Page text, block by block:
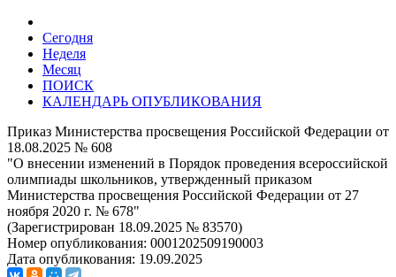
Сегодня
Неделя
Месяц
ПОИСК
КАЛЕНДАРЬ ОПУБЛИКОВАНИЯ
Приказ Министерства просвещения Российской Федерации от
18.08.2025 № 608
"О внесении изменений в Порядок проведения всероссийской
олимпиады школьников, утвержденный приказом
Министерства просвещения Российской Федерации от 27
ноября 2020 г. № 678"
(Зарегистрирован 18.09.2025 № 83570)
Номер опубликования: 0001202509190003
Дата опубликования: 19.09.2025